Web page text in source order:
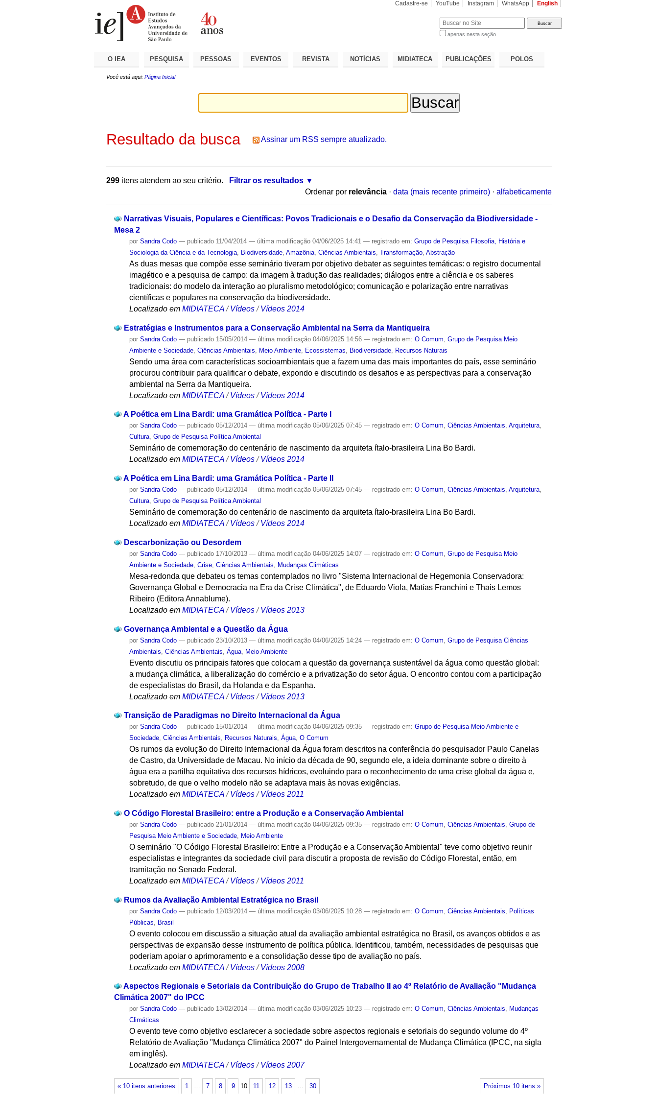
Cadastre-se YouTube Instagram WhatsApp English
apenas nesta seção
O IEA PESQUISA PESSOAS EVENTOS REVISTA NOTÍCIAS MIDIATECA PUBLICAÇÕES POLOS
Você está aqui: Página Inicial
Resultado da busca Assinar um RSS sempre atualizado.
299 itens atendem ao seu critério.
Filtrar os resultados
Ordenar por relevância · data (mais recente primeiro) · alfabeticamente
Narrativas Visuais, Populares e Científicas: Povos Tradicionais e o Desafio da Conservação da Biodiversidade -
Mesa 2
porSandra Codo — publicado 11/04/2014— última modificação 04/06/2025 14:41— registrado em:Grupo de Pesquisa Filosofia, História e
Sociologia da Ciência e da Tecnologia
Biodiversidade ,Amazônia ,Ciências Ambientais ,Transformação ,Abstração
As duas mesas que compõe esse seminário tiveram por objetivo debater as seguintes temáticas: o registro documental
imagético e a pesquisa de campo: da imagem à tradução das realidades; diálogos entre a ciência e os saberes
tradicionais: do modelo da interação ao pluralismo metodológico; comunicação e polarização entre narrativas
científicas e populares na conservação da biodiversidade.
Localizado em MIDIATECA /Vídeos /Vídeos 2014
Estratégias e Instrumentos para a Conservação Ambiental na Serra da Mantiqueira
porSandra Codo — publicado 15/05/2014— última modificação 04/06/2025 14:56— registrado em:O Comum ,Grupo de Pesquisa Meio
Ambiente e Sociedade ,Ciências Ambientais Meio Ambiente Ecossistemas Biodiversidade Recursos Naturais
Sendo uma área com características socioambientais que a fazem uma das mais importantes do país, esse seminário
procurou contribuir para qualificar o debate, expondo e discutindo os desafios e as perspectivas para a conservação
ambiental na Serra da Mantiqueira.
Localizado em MIDIATECA /Vídeos /Vídeos 2014
A Poética em Lina Bardi: uma Gramática Política - Parte I
porSandra Codo — publicado 05/12/2014— última modificação 05/06/2025 07:45— registrado em:O Comum,Ciências Ambientais,Arquitetura,
Cultura,Grupo de Pesquisa Política Ambiental
Seminário de comemoração do centenário de nascimento da arquiteta ítalo-brasileira Lina Bo Bardi.
Localizado em MIDIATECA /Vídeos /Vídeos 2014
A Poética em Lina Bardi: uma Gramática Política - Parte II
porSandra Codo — publicado 05/12/2014— última modificação 05/06/2025 07:45— registrado em:O Comum,Ciências Ambientais,Arquitetura,
Cultura,Grupo de Pesquisa Política Ambiental
Seminário de comemoração do centenário de nascimento da arquiteta ítalo-brasileira Lina Bo Bardi.
Localizado em MIDIATECA /Vídeos /Vídeos 2014
Descarbonização ou Desordem
porSandra Codo — publicado 17/10/2013— última modificação 04/06/2025 14:07— registrado em:O Comum ,Grupo de Pesquisa Meio
Ambiente e Sociedade ,Crise ,Ciências Ambientais Mudanças Climáticas
Mesa-redonda que debateu os temas contemplados no livro "Sistema Internacional de Hegemonia Conservadora:
Governança Global e Democracia na Era da Crise Climática", de Eduardo Viola, Matías Franchini e Thais Lemos
Ribeiro (Editora Annablume).
Localizado em MIDIATECA /Vídeos /Vídeos 2013
Governança Ambiental e a Questão da Água
porSandra Codo — publicado 23/10/2013— última modificação 04/06/2025 14:24— registrado em:O Comum ,Grupo de Pesquisa Ciências
Ambientais ,Ciências Ambientais ,Água Meio Ambiente
Evento discutiu os principais fatores que colocam a questão da governança sustentável da água como questão global:
a mudança climática, a liberalização do comércio e a privatização do setor água. O encontro contou com a participação
de especialistas do Brasil, da Holanda e da Espanha.
Localizado em MIDIATECA /Vídeos /Vídeos 2013
Transição de Paradigmas no Direito Internacional da Água
porSandra Codo — publicado 15/01/2014— última modificação 04/06/2025 09:35— registrado em:Grupo de Pesquisa Meio Ambiente e
Sociedade,Ciências Ambientais, Recursos Naturais,Água,O Comum
Os rumos da evolução do Direito Internacional da Água foram descritos na conferência do pesquisador Paulo Canelas
de Castro, da Universidade de Macau. No início da década de 90, segundo ele, a ideia dominante sobre o direito à
água era a partilha equitativa dos recursos hídricos, evoluindo para o reconhecimento de uma crise global da água e,
sobretudo, de que o velho modelo não se adaptava mais às novas exigências.
Localizado em MIDIATECA /Vídeos /Vídeos 2011
O Código Florestal Brasileiro: entre a Produção e a Conservação Ambiental
porSandra Codo — publicado 21/01/2014— última modificação 04/06/2025 09:35— registrado em:O Comum ,Ciências Ambientais ,Grupo de
Pesquisa Meio Ambiente e Sociedade
Meio Ambiente
O seminário "O Código Florestal Brasileiro: Entre a Produção e a Conservação Ambiental" teve como objetivo reunir
especialistas e integrantes da sociedade civil para discutir a proposta de revisão do Código Florestal, então, em
tramitação no Senado Federal.
Localizado em MIDIATECA /Vídeos /Vídeos 2011
Rumos da Avaliação Ambiental Estratégica no Brasil
porSandra Codo — publicado 12/03/2014— última modificação 03/06/2025 10:28— registrado em:O Comum ,Ciências Ambientais
Políticas
Públicas
Brasil
O evento colocou em discussão a situação atual da avaliação ambiental estratégica no Brasil, os avanços obtidos e as
perspectivas de expansão desse instrumento de política pública. Identificou, também, necessidades de pesquisas que
poderiam apoiar o aprimoramento e a consolidação desse tipo de avaliação no país.
Localizado em MIDIATECA /Vídeos /Vídeos 2008
Aspectos Regionais e Setoriais da Contribuição do Grupo de Trabalho II ao 4º Relatório de Avaliação "Mudança
Climática 2007" do IPCC
porSandra Codo — publicado 13/02/2014— última modificação 03/06/2025 10:23— registrado em:O Comum,Ciências Ambientais, Mudanças
Climáticas
O evento teve como objetivo esclarecer a sociedade sobre aspectos regionais e setoriais do segundo volume do 4º
Relatório de Avaliação "Mudança Climática 2007" do Painel Intergovernamental de Mudança Climática (IPCC, na sigla
em inglês).
Localizado em MIDIATECA /Vídeos /Vídeos 2007
« 10 itens anteriores Próximos 10 itens »
1 7 8 9 10 11 12 13 30